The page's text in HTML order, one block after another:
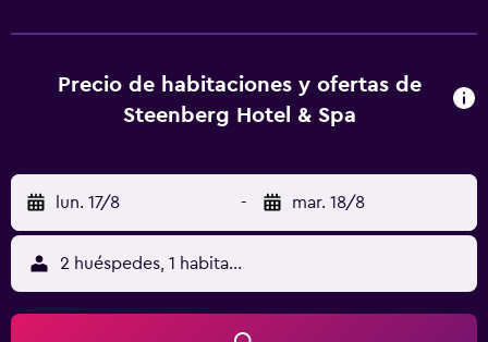
pantalla plana de 43 pulgadas con canales por satélite de
suscripción y Netflix. Los baños están equipados con
albornoces, zapatillas y artículos de higiene personal de
diseño. Los huéspedes pueden navegar por la web gracias
a nuestro acceso a Internet wifi gratis. Los servicios para
las personas de negocios incluyen cajas fuertes y teléfono.
Las habitaciones también incluyen botella de agua gratuita
y cafetera y tetera. Se ofrece servicio de descubierta
Precio de habitaciones y ofertas de
Steenberg Hotel & Spa
lun. 17/8 - mar. 18/8
2 huéspedes, 1 habitación